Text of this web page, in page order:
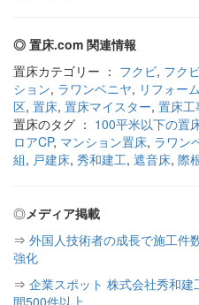
◎ 置床.com 関連情報
置床カテゴリー ： フクビ, フク
ション, ラワンベニヤ, リフォーム
区, 置床, 置床マイスター, 置床工
置床のタグ ： 100平米以下の置
ロアCP, マンション置床, ラワン
組, 戸建床, 秀和建工, 遮音床, 際
◎メディア掲載
⇒ 外国人技術者の成長で施工件
強化
⇒ 企業スポット 株式会社秀和
間500件以上